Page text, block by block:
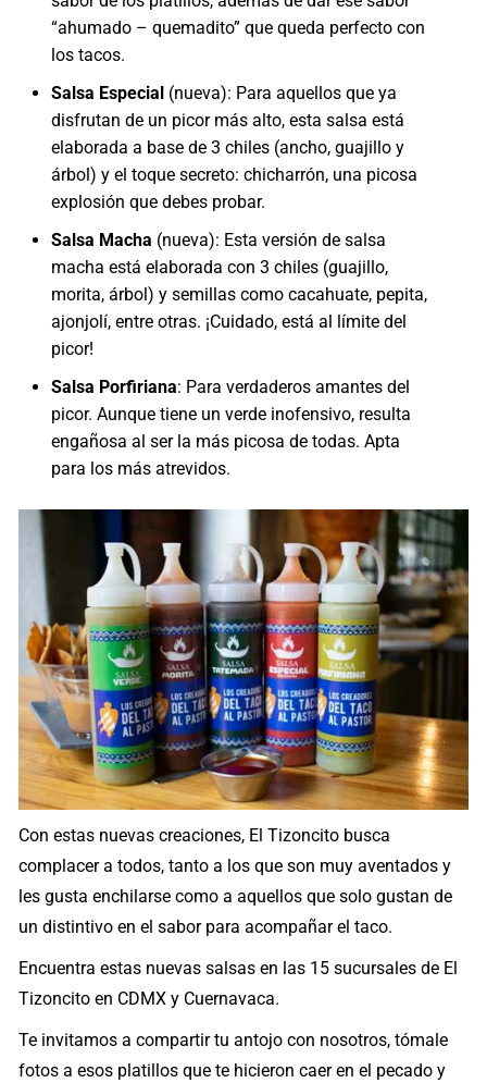
“ahumado – quemadito” que queda perfecto con
los tacos.
Salsa Especial (nueva): Para aquellos que ya
disfrutan de un picor más alto, esta salsa está
elaborada a base de 3 chiles (ancho, guajillo y
árbol) y el toque secreto: chicharrón, una picosa
explosión que debes probar.
Salsa Macha (nueva): Esta versión de salsa
macha está elaborada con 3 chiles (guajillo,
morita, árbol) y semillas como cacahuate, pepita,
ajonjolí, entre otras. ¡Cuidado, está al límite del
picor!
Salsa Porfiriana: Para verdaderos amantes del
picor. Aunque tiene un verde inofensivo, resulta
engañosa al ser la más picosa de todas. Apta
para los más atrevidos.
Con estas nuevas creaciones, El Tizoncito busca
complacer a todos, tanto a los que son muy aventados y
les gusta enchilarse como a aquellos que solo gustan de
un distintivo en el sabor para acompañar el taco.
Encuentra estas nuevas salsas en las 15 sucursales de El
Tizoncito en CDMX y Cuernavaca.
Te invitamos a compartir tu antojo con nosotros, tómale
fotos a esos platillos que te hicieron caer en el pecado y